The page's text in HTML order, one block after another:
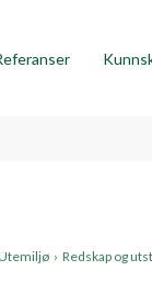
› Redskap og